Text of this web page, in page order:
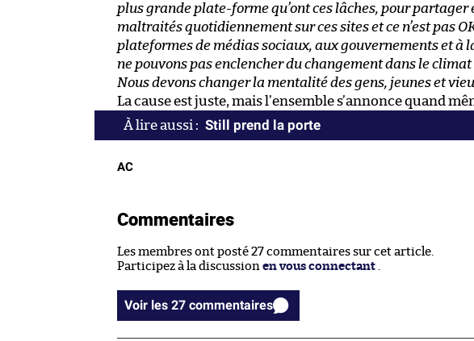
plus grande plate-forme qu’ont ces lâches, pour partager
maltraités quotidiennement sur ces sites et ce n’est pas
plateformes de médias sociaux, aux gouvernements et à
ne pouvons pas enclencher du changement dans le
Nous devons changer la mentalité des gens, jeunes et
La cause est juste, mais l’ensemble s’annonce quand
Still prend la porte
AC
Commentaires
Les membres ont posté 27 commentaires sur cet article.
Participez à la discussion en vous connectant
Voir les 27 commentaires